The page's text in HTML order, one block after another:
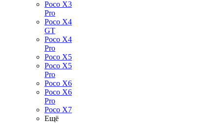
Poco X3
Pro
Poco X4
GT
Poco X4
Pro
Poco X5
Poco X5
Pro
Poco X6
Poco X6
Pro
Poco X7
Ещё